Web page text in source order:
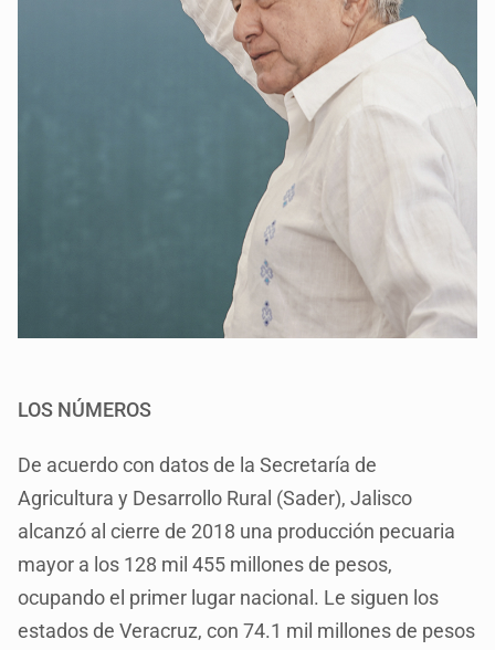
LOS NÚMEROS
De acuerdo con datos de la Secretaría de
Agricultura y Desarrollo Rural (Sader), Jalisco
alcanzó al cierre de 2018 una producción pecuaria
mayor a los 128 mil 455 millones de pesos,
ocupando el primer lugar nacional. Le siguen los
estados de Veracruz, con 74.1 mil millones de pesos